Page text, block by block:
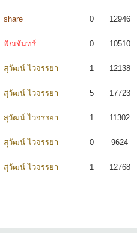
share 0 12946
พิณจันทร์ 0 10510
สุวัฒน์ ไวจรรยา 1 12138
สุวัฒน์ ไวจรรยา 5 17723
สุวัฒน์ ไวจรรยา 1 11302
สุวัฒน์ ไวจรรยา 0 9624
สุวัฒน์ ไวจรรยา 1 12768